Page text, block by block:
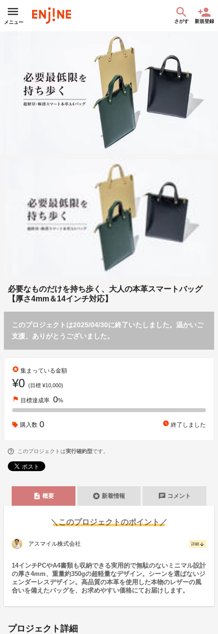
メニュー さがす 新規登録
必要なものだけを持ち歩く、大人の本革スマートバッグ
【厚さ4mm＆14インチ対応】
このプロジェクトは2025/04/30に終了いたしました。温かいご
支援、ありがとうございました。
stars 集まっている金額
¥0 (目標 ¥10,000)
flag 目標達成率 0%
購入数 0 watch_later 終了しました
このプロジェクトは実行確約型です。
description 概要 stars 新着情報 chat コメント
＼このプロジェクトのポイント／
アスマイル株式会社 詳細 arrow_downward
14インチPCやA4書類も収納できる実用的で無駄のないミニマル設計
の厚さ4mm、重量約350gの超軽量なデザイン。シーンを選ばないジ
ェンダーレスデザイン。高品質の本革を使用した本物のレザーの風
合いを備えたバッグを、お求めやすい価格にてお届けします。
プロジェクト詳細